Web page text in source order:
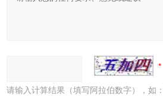
请输入计算结果（填写阿拉伯数字），如